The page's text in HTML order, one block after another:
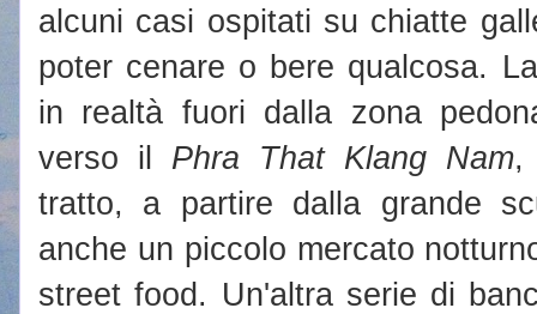
alcuni casi ospitati su chiatte
poter cenare o bere qualcosa.
in realtà fuori dalla zona
verso il Phra That Klang Nam,
tratto, a partire dalla grande
anche un piccolo mercato
street food. Un'altra serie di